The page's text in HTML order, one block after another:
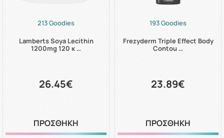
213 Goodies
Lamberts Soya Lecithin
1200mg 120 κ …
26.45€
ΠΡΟΣΘΗΚΗ
193 Goodies
Frezyderm Triple Effect Body
Contou …
23.89€
ΠΡΟΣΘΗΚΗ